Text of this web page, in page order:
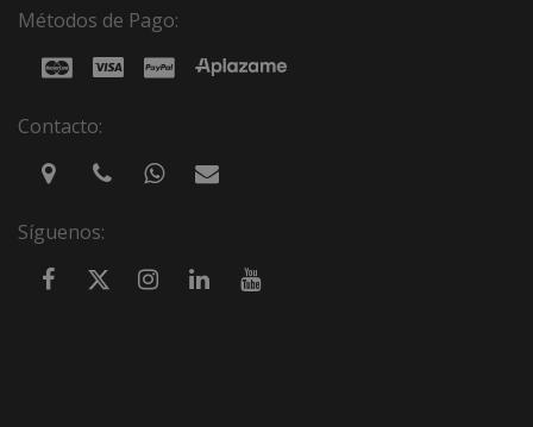
Métodos de Pago:
Contacto:
Síguenos: